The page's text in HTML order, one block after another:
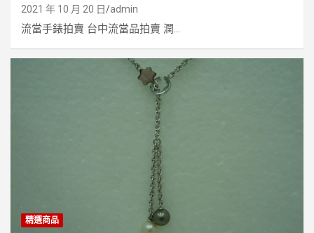
2021 年 10 月 20 日 admin
流當手錶拍賣 台中流當品拍賣 潤...
精選商品